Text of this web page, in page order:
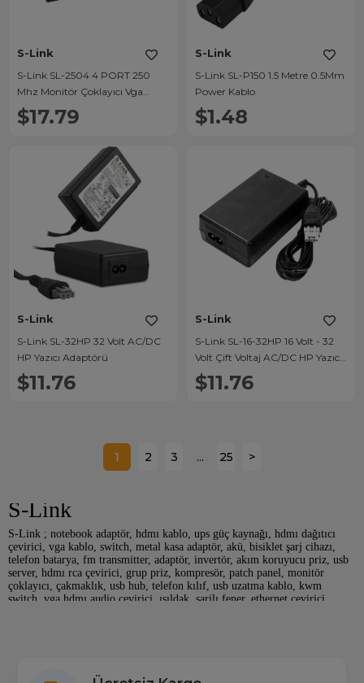
S-Link
S-Link SL-2504 4 PORT 250
Mhz Monitör Çoklayıcı Vga
Splitter Dağıtıcı
$17.79
S-Link
S-Link SL-P150 1.5 Metre 0.5Mm
Power Kablo
$1.48
S-Link
S-Link SL-32HP 32 Volt AC/DC
HP Yazıcı Adaptörü
$11.76
S-Link
S-Link SL-16-32HP 16 Volt - 32
Volt Çift Voltaj AC/DC HP Yazıcı
Adaptörü
$11.76
1 2 3 ... 25 >
S-Link
S-Link ; notebook adaptör, hdmı kablo, ups güç kaynağı, hdmı dağıtıcı
çevirici, vga kablo, switch, metal kasa adaptör, akü, bisiklet şarj cihazı,
telefon batarya, fm transmitter, adaptör, invertör, akım koruyucu priz, usb
server, hdmı rca çevirici, grup priz, kompresör, patch panel, monitör
çoklayıcı, çakmaklık, usb hub, telefon kılıf, usb uzatma kablo, kwm
switch, vga hdmı audio çevirici, ışıldak, şarjlı fener, ethernet çevirici,
kablo ana kategorileri olmak üzere bir çok ürün yelpazesinde çeşitli